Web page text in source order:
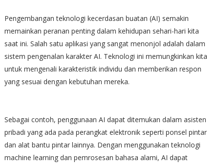
Pengembangan teknologi kecerdasan buatan (AI) semakin
memainkan peranan penting dalam kehidupan sehari-hari kita
saat ini. Salah satu aplikasi yang sangat menonjol adalah dalam
sistem pengenalan karakter AI. Teknologi ini memungkinkan kita
untuk mengenali karakteristik individu dan memberikan respon
yang sesuai dengan kebutuhan mereka.
Sebagai contoh, penggunaan AI dapat ditemukan dalam asisten
pribadi yang ada pada perangkat elektronik seperti ponsel pintar
dan alat bantu pintar lainnya. Dengan menggunakan teknologi
machine learning dan pemrosesan bahasa alami, AI dapat